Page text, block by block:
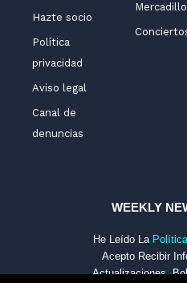
Hazte socio
Política
privacidad
Aviso legal
Canal de
denuncias
Mercadillo
WEEKLY
He Leído La
Acepto Recibir
Actualizaciones,